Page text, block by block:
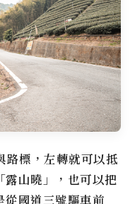
路標，左轉就可以抵
山曉」，也可以把
從國道三號驅車前